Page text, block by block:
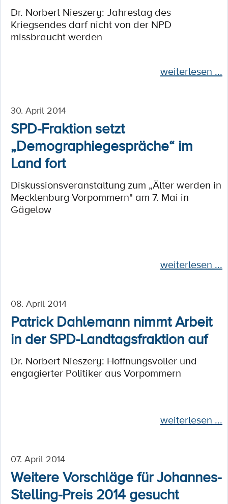
Dr. Norbert Nieszery: Jahrestag des
Kriegsendes darf nicht von der NPD
missbraucht werden
weiterlesen ...
30. April 2014
SPD-Fraktion setzt
„Demographiegespräche“ im
Land fort
Diskussionsveranstaltung zum „Älter werden in
Mecklenburg-Vorpommern" am 7. Mai in
Gägelow
weiterlesen ...
08. April 2014
Patrick Dahlemann nimmt Arbeit
in der SPD-Landtagsfraktion auf
Dr. Norbert Nieszery: Hoffnungsvoller und
engagierter Politiker aus Vorpommern
weiterlesen ...
07. April 2014
Weitere Vorschläge für Johannes-
Stelling-Preis 2014 gesucht